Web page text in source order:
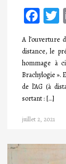
A l’ouverture
distance, le
hommage à
Brachylogie ».
de l’AG (à
sortant : […]
juillet 2, 2021